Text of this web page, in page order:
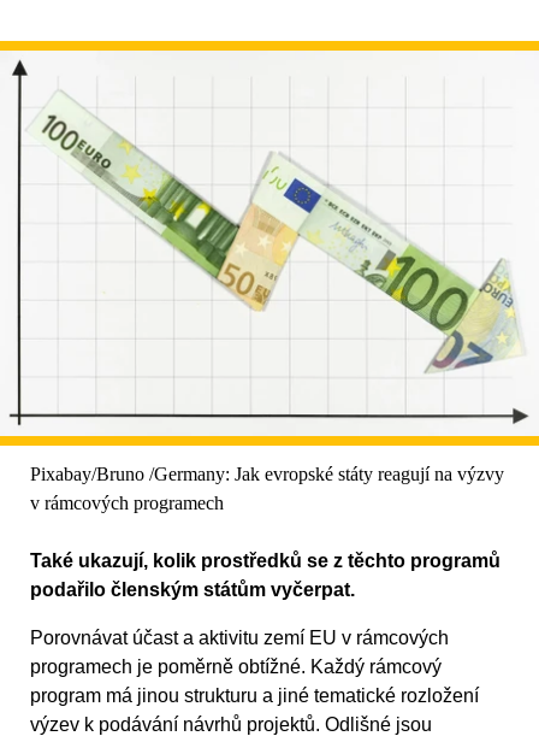
Pixabay/Bruno /Germany: Jak evropské státy reagují na výzvy
v rámcových programech
Také ukazují, kolik prostředků se z těchto programů
podařilo členským státům vyčerpat.
Porovnávat účast a aktivitu zemí EU v rámcových
programech je poměrně obtížné. Každý rámcový
program má jinou strukturu a jiné tematické rozložení
výzev k podávání návrhů projektů. Odlišné jsou